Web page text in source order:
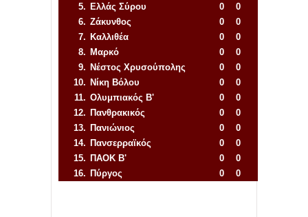
5. Ελλάς Σύρου 0
0
6. Ζάκυνθος 0
0
7. Καλλιθέα 0
0
8. Μαρκό 0
0
9. Νέστος Χρυσούπολης 0
0
10. Νίκη Βόλου 0
0
11. Ολυμπιακός Β' 0
0
12. Πανθρακικός 0
0
13. Πανιώνιος 0
0
14. Πανσερραϊκός 0
0
15. ΠΑΟΚ Β' 0
0
16. Πύργος 0
0